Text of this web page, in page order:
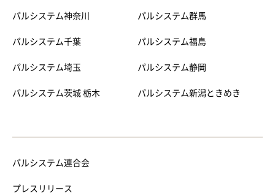
パルシステム神奈川
パルシステム千葉
パルシステム埼玉
パルシステム茨城 栃木
パルシステム群馬
パルシステム福島
パルシステム静岡
パルシステム新潟ときめき
パルシステム連合会
プレスリリース